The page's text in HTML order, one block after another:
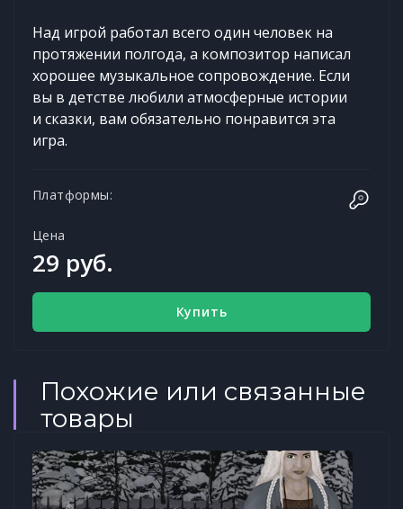
Над игрой работал всего один человек на
протяжении полгода, а композитор написал
хорошее музыкальное сопровождение. Если
вы в детстве любили атмосферные истории
и сказки, вам обязательно понравится эта
игра.
Платформы:
Цена
29 руб.
Купить
Похожие или связанные
товары